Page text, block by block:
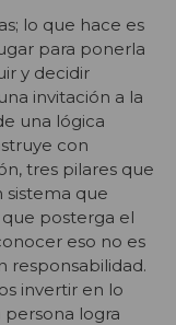
lo que hace es
para ponerla
y decidir
invitación a la
una lógica
con
tres pilares que
que
posterga el
eso no es
responsabilidad.
invertir en lo
logra